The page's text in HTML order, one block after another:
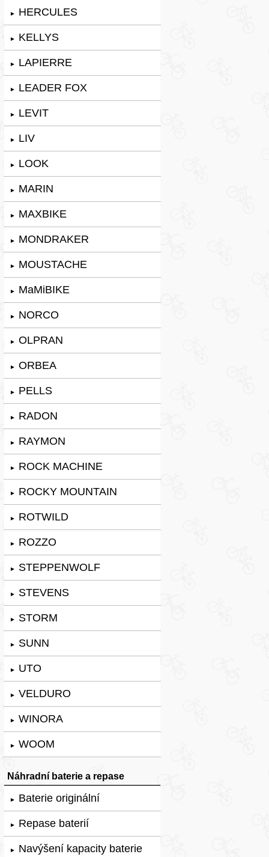
► HERCULES
► KELLYS
► LAPIERRE
► LEADER FOX
► LEVIT
► LIV
► LOOK
► MARIN
► MAXBIKE
► MONDRAKER
► MOUSTACHE
► MaMiBIKE
► NORCO
► OLPRAN
► ORBEA
► PELLS
► RADON
► RAYMON
► ROCK MACHINE
► ROCKY MOUNTAIN
► ROTWILD
► ROZZO
► STEPPENWOLF
► STEVENS
► STORM
► SUNN
► UTO
► VELDURO
► WINORA
► WOOM
Náhradní baterie a repase
► Baterie originální
► Repase baterií
► Navýšení kapacity baterie